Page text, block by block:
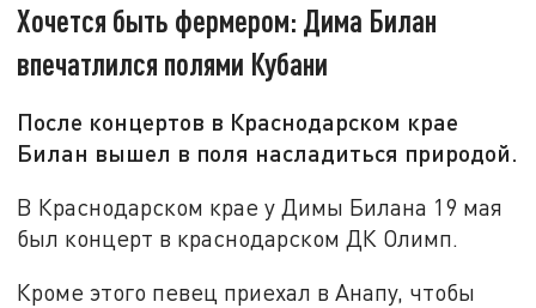
Хочется быть фермером: Дима Билан
впечатлился полями Кубани
После концертов в Краснодарском крае
Билан вышел в поля насладиться природой.
В Краснодарском крае у Димы Билана 19 мая
был концерт в краснодарском ДК Олимп.
Кроме этого певец приехал в Анапу, чтобы